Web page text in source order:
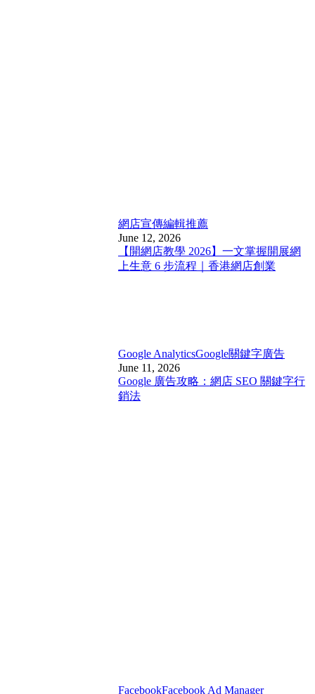
網店宣傳編輯推薦
June 12, 2026
【開網店教學 2026】一文掌握開展網
上生意 6 步流程｜香港網店創業
Google AnalyticsGoogle關鍵字廣告
June 11, 2026
Google 廣告攻略：網店 SEO 關鍵字行
銷法
FacebookFacebook Ad Manager